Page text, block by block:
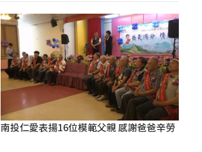
南投仁愛表揚16位模範父親 感謝爸爸辛勞